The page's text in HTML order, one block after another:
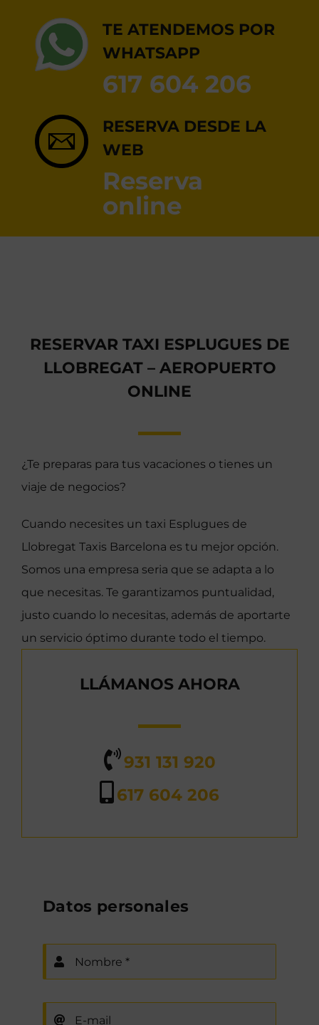
TE ATENDEMOS POR
WHATSAPP
617 604 206
RESERVA DESDE LA
WEB
Reserva
online
RESERVAR TAXI ESPLUGUES DE
LLOBREGAT – AEROPUERTO
ONLINE
¿Te preparas para tus vacaciones o tienes un
viaje de negocios?
Cuando necesites un taxi Esplugues de
Llobregat Taxis Barcelona es tu mejor opción.
Somos una empresa seria que se adapta a lo
que necesitas. Te garantizamos puntualidad,
justo cuando lo necesitas, además de aportarte
un servicio óptimo durante todo el tiempo.
LLÁMANOS AHORA
931 131 920
617 604 206
Datos personales